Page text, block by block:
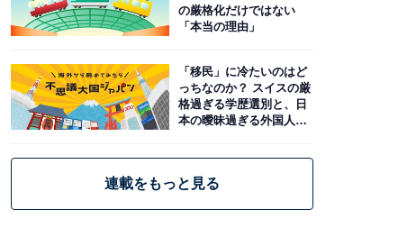
の厳格化だけではない
「本当の理由」
「移民」に冷たいのはど
っちなのか？ スイスの厳
格過ぎる学歴選別と、日
本の曖昧過ぎる外国人政
連載をもっと見る